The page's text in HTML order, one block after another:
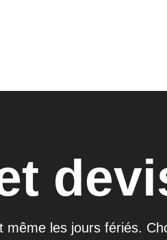
les jours fériés.